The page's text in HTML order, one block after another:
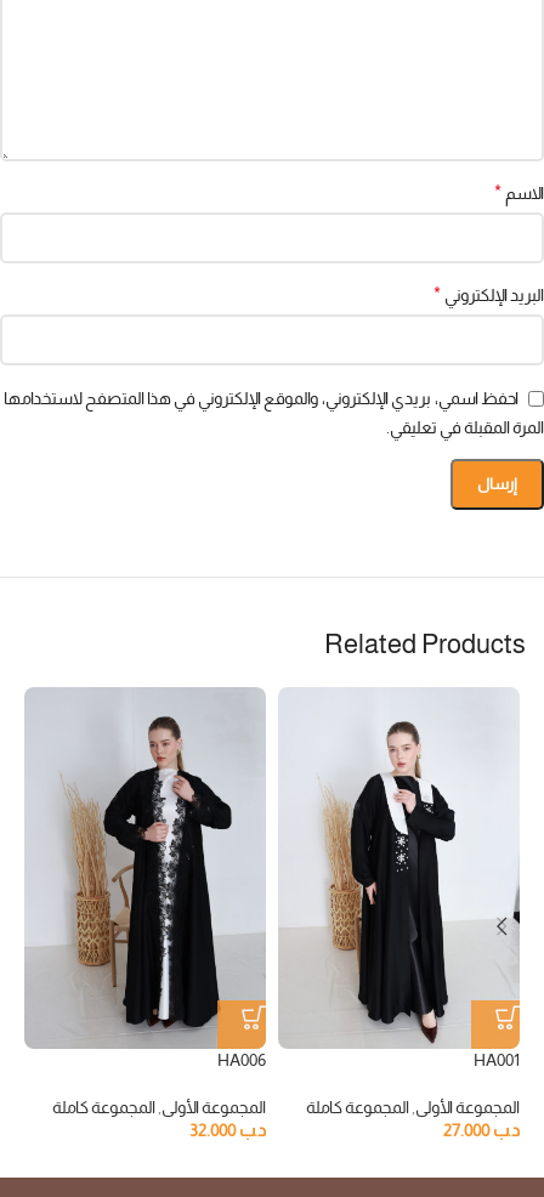
الاسم *
البريد الإلكتروني *
احفظ اسمي، بريدي الإلكتروني، والموقع الإلكتروني في هذا المتصفح لاستخدامها
المرة المقبلة في تعليقي.
Related Products
HA001
المجموعة الأولى المجموعة كاملة
د.ب27.000
HA006
المجموعة الأولى المجموعة كاملة
د.ب32.000